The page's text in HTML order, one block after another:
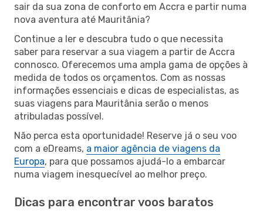
sair da sua zona de conforto em Accra e partir numa
nova aventura até Mauritânia?
Continue a ler e descubra tudo o que necessita
saber para reservar a sua viagem a partir de Accra
connosco. Oferecemos uma ampla gama de opções à
medida de todos os orçamentos. Com as nossas
informações essenciais e dicas de especialistas, as
suas viagens para Mauritânia serão o menos
atribuladas possível.
Não perca esta oportunidade! Reserve já o seu voo
com a eDreams, a maior agência de viagens da
Europa, para que possamos ajudá-lo a embarcar
numa viagem inesquecível ao melhor preço.
Dicas para encontrar voos baratos